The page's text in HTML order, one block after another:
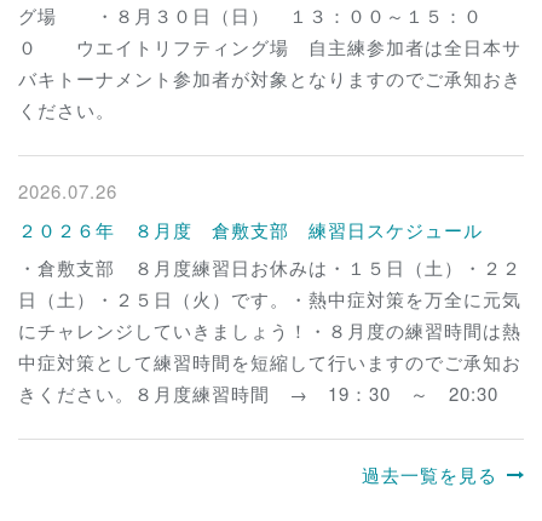
グ場 ・８月３０日（日） １３：００～１５：０
０ ウエイトリフティング場 自主練参加者は全日本サ
バキトーナメント参加者が対象となりますのでご承知おき
ください。
2026.07.26
２０２６年 ８月度 倉敷支部 練習日スケジュール
・倉敷支部 ８月度練習日お休みは・１５日（土）・２２
日（土）・２５日（火）です。・熱中症対策を万全に元気
にチャレンジしていきましょう！・８月度の練習時間は熱
中症対策として練習時間を短縮して行いますのでご承知お
きください。８月度練習時間 → 19：30 ～ 20:30
過去一覧を見る